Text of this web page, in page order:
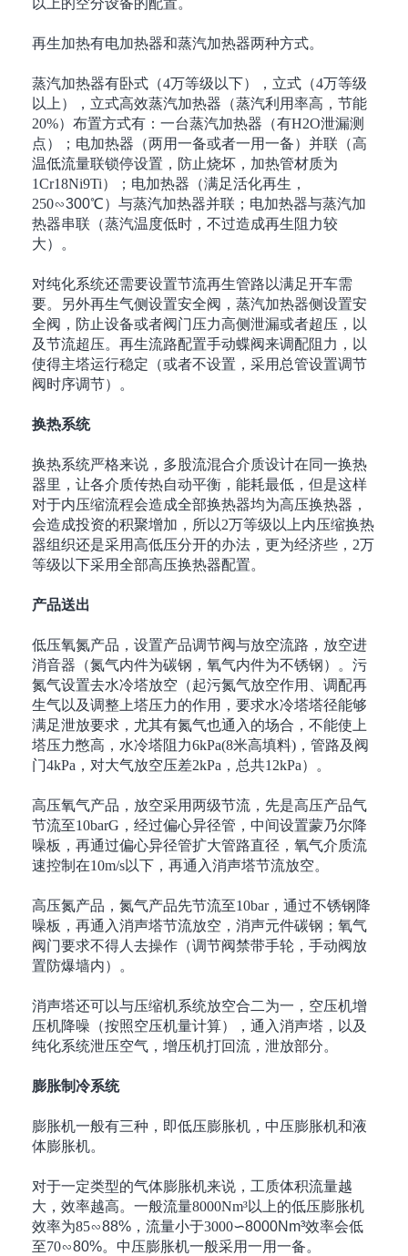
以上的空分设备的配置。
再生加热有电加热器和蒸汽加热器两种方式。
蒸汽加热器有卧式（4万等级以下），立式（4万等级
以上），立式高效蒸汽加热器（蒸汽利用率高，节能
20%）布置方式有：一台蒸汽加热器（有H2O泄漏测
点）；电加热器（两用一备或者一用一备）并联（高
温低流量联锁停设置，防止烧坏，加热管材质为
1Cr18Ni9Ti）；电加热器（满足活化再生，
250∽300℃）与蒸汽加热器并联；电加热器与蒸汽加
热器串联（蒸汽温度低时，不过造成再生阻力较
大）。
对纯化系统还需要设置节流再生管路以满足开车需
要。另外再生气侧设置安全阀，蒸汽加热器侧设置安
全阀，防止设备或者阀门压力高侧泄漏或者超压，以
及节流超压。再生流路配置手动蝶阀来调配阻力，以
使得主塔运行稳定（或者不设置，采用总管设置调节
阀时序调节）。
换热系统
换热系统严格来说，多股流混合介质设计在同一换热
器里，让各介质传热自动平衡，能耗最低，但是这样
对于内压缩流程会造成全部换热器均为高压换热器，
会造成投资的积聚增加，所以2万等级以上内压缩换热
器组织还是采用高低压分开的办法，更为经济些， 2万
等级以下采用全部高压换热器配置。
产品送出
低压氧氮产品，设置产品调节阀与放空流路，放空进
消音器（氮气内件为碳钢，氧气内件为不锈钢）。污
氮气设置去水冷塔放空（起污氮气放空作用、调配再
生气以及调整上塔压力的作用，要求水冷塔塔径能够
满足泄放要求，尤其有氮气也通入的场合，不能使上
塔压力憋高，水冷塔阻力6kPa(8米高填料) ，管路及阀
门4kPa ，对大气放空压差2kPa ，总共12kPa）。
高压氧气产品，放空采用两级节流，先是高压产品气
节流至10barG ，经过偏心异径管，中间设置蒙乃尔降
噪板，再通过偏心异径管扩大管路直径，氧气介质流
速控制在10m/s以下，再通入消声塔节流放空。
高压氮产品，氮气产品先节流至10bar，通过不锈钢降
噪板，再通入消声塔节流放空，消声元件碳钢；氧气
阀门要求不得人去操作（调节阀禁带手轮，手动阀放
置防爆墙内）。
消声塔还可以与压缩机系统放空合二为一，空压机增
压机降噪（按照空压机量计算），通入消声塔，以及
纯化系统泄压空气，增压机打回流，泄放部分。
膨胀制冷系统
膨胀机一般有三种，即低压膨胀机，中压膨胀机和液
体膨胀机。
对于一定类型的气体膨胀机来说，工质体积流量越
大，效率越高。一般流量8000Nm³以上的低压膨胀机
效率为85∽88%，流量小于3000∽8000Nm³效率会低
至70∽80%。中压膨胀机一般采用一用一备。